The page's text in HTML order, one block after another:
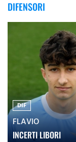
DIFENSORI
DIF
FLAVIO
INCERTI LIBORI